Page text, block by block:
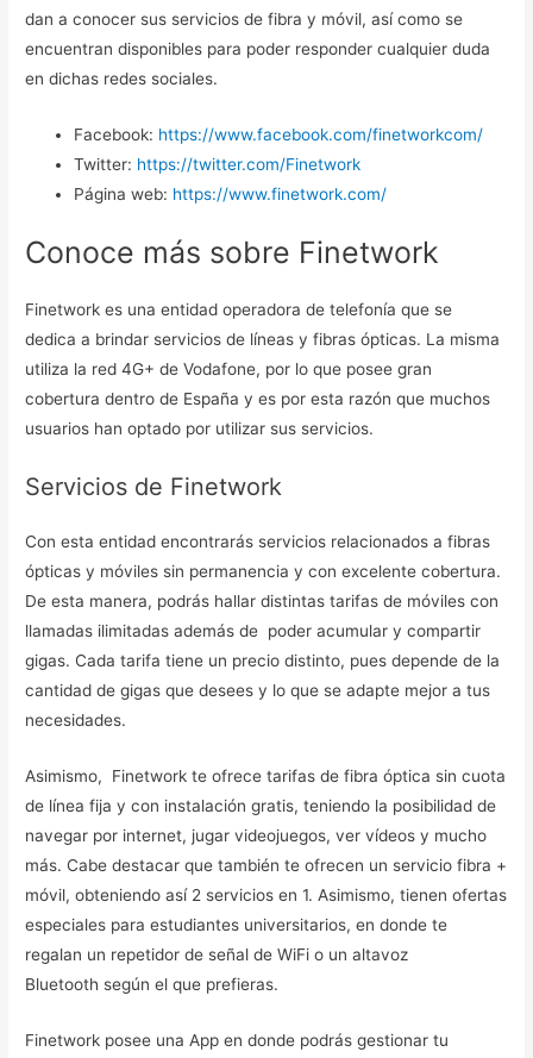
dan a conocer sus servicios de fibra y móvil, así como se
encuentran disponibles para poder responder cualquier duda
en dichas redes sociales.
Facebook: https://www.facebook.com/finetworkcom/
Twitter: https://twitter.com/Finetwork
Página web: https://www.finetwork.com/
Conoce más sobre Finetwork
Finetwork es una entidad operadora de telefonía que se
dedica a brindar servicios de líneas y fibras ópticas. La misma
utiliza la red 4G+ de Vodafone, por lo que posee gran
cobertura dentro de España y es por esta razón que muchos
usuarios han optado por utilizar sus servicios.
Servicios de Finetwork
Con esta entidad encontrarás servicios relacionados a fibras
ópticas y móviles sin permanencia y con excelente cobertura.
De esta manera, podrás hallar distintas tarifas de móviles con
llamadas ilimitadas además de poder acumular y compartir
gigas. Cada tarifa tiene un precio distinto, pues depende de la
cantidad de gigas que desees y lo que se adapte mejor a tus
necesidades.
Asimismo, Finetwork te ofrece tarifas de fibra óptica sin cuota
de línea fija y con instalación gratis, teniendo la posibilidad de
navegar por internet, jugar videojuegos, ver vídeos y mucho
más. Cabe destacar que también te ofrecen un servicio fibra +
móvil, obteniendo así 2 servicios en 1. Asimismo, tienen ofertas
especiales para estudiantes universitarios, en donde te
regalan un repetidor de señal de WiFi o un altavoz
Bluetooth según el que prefieras.
Finetwork posee una App en donde podrás gestionar tu